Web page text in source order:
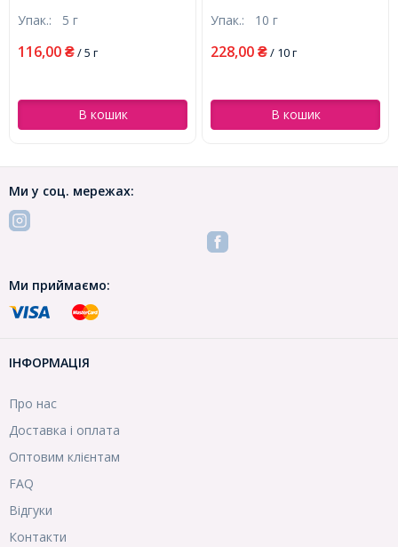
Упак.: 5 г
116,00 ₴/ 5 г
В кошик
2000шт/10г (УТ100033586)
Упак.: 10 г
228,00 ₴/ 10 г
В кошик
Ми у соц. мережах:
Ми приймаємо:
ІНФОРМАЦІЯ
Про нас
Доставка і оплата
Оптовим клієнтам
FAQ
Відгуки
Контакти